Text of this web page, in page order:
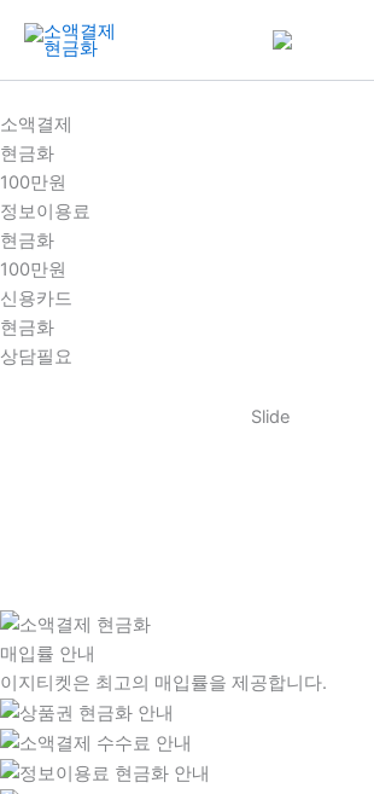
건
너
뛰
기
소액결제
현금화
100만원
정보이용료
현금화
100만원
신용카드
현금화
상담필요
Slide
매입률 안내
이지티켓은 최고의 매입률을 제공합니다.